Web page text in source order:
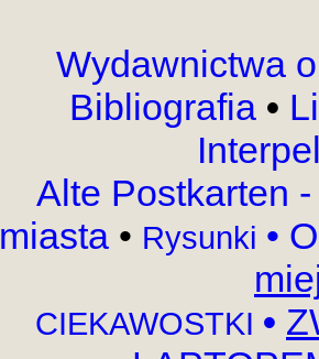
Wydawnictwa
Bibliografia •
Alte Postkarten
miasta • Rysunki •
CIEKAWOSTKI •